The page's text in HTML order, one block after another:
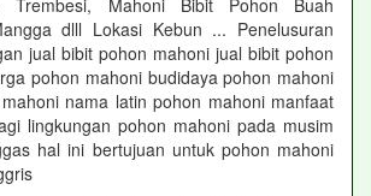
Trembesi, Mahoni Bibit Pohon Buah
dlll Lokasi Kebun ... Penelusuran
jual bibit pohon mahoni jual bibit pohon
pohon mahoni budidaya pohon mahoni
nama latin pohon mahoni manfaat
lingkungan pohon mahoni pada musim
hal ini bertujuan untuk pohon mahoni